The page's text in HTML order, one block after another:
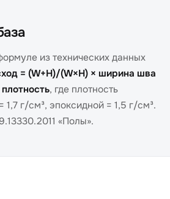
из технических данных
= (W+H)/(W×H) × ширина шва
, где плотность
1,7 г/см³, эпоксидной = 1,5 г/см³.
«Полы».